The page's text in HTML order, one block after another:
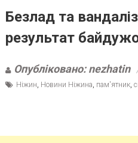
Безлад та
результат
Опубліковано: nezhatin
Ніжин, Новини Ніжина, пам'ятник,